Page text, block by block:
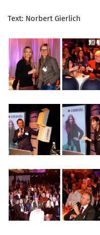
Text: Norbert Gierlich